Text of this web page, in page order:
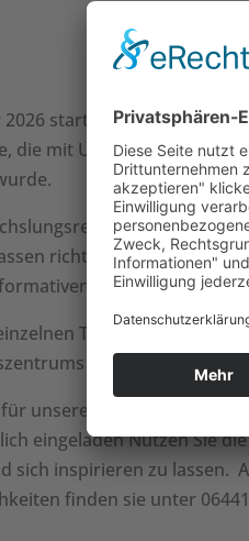
2026 startet im
die mit Unterstützung der
richten. Ganz gleich,
Vorträgen suchen
Terminen,
Niedergirmes.
unsere Mieter – ein
eingeladen Nutzen Sie
sich inspirieren zu lassen.
finden sie unter